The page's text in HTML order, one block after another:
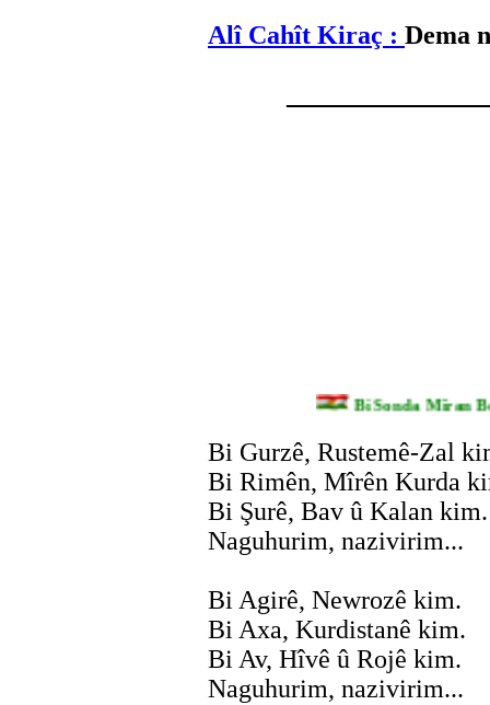
Alî Cahît Kiraç : Dema
Bi Sonda
Bi Gurzê, Rustemê-Zal
Bi Rimên, Mîrên Kurda
Bi Şurê, Bav û Kalan kim.
Naguhurim, nazivirim...
Bi Agirê, Newrozê kim.
Bi Axa, Kurdistanê kim.
Bi Av, Hîvê û Rojê kim.
Naguhurim, nazivirim...